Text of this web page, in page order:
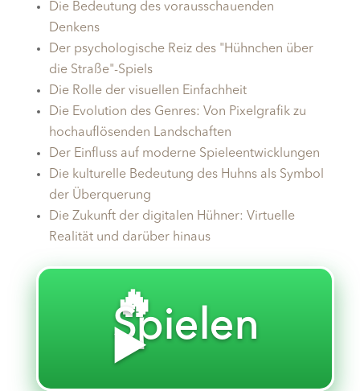
Die Bedeutung des vorausschauenden
Denkens
Der psychologische Reiz des "Hühnchen über
die Straße"-Spiels
Die Rolle der visuellen Einfachheit
Die Evolution des Genres: Von Pixelgrafik zu
hochauflösenden Landschaften
Der Einfluss auf moderne Spieleentwicklungen
Die kulturelle Bedeutung des Huhns als Symbol
der Überquerung
Die Zukunft der digitalen Hühner: Virtuelle
Realität und darüber hinaus
🔥
Spielen
▶️